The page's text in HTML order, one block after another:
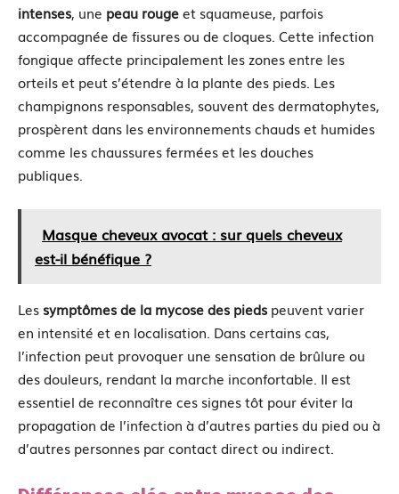
intenses, une peau rougeet squameuse, parfois
accompagnée de fissures ou de cloques. Cette infection
fongique affecte principalement les zones entre les
orteils et peut s’étendre à la plante des pieds. Les
champignons responsables, souvent des dermatophytes,
prospèrent dans les environnements chauds et humides
comme les chaussures fermées et les douches
publiques.
Masque cheveux avocat : sur quels cheveux
est-il bénéfique ?
Les symptômes de la mycose des pieds peuvent varier
en intensité et en localisation. Dans certains cas,
l’infection peut provoquer une sensation de brûlure ou
des douleurs, rendant la marche inconfortable. Il est
essentiel de reconnaître ces signes tôt pour éviter la
propagation de l’infection à d’autres parties du pied ou à
d’autres personnes par contact direct ou indirect.